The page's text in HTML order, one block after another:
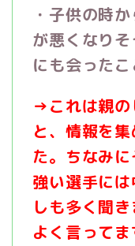
・子供の時
が悪くなりそ
にも会ったこ
→これは親
と、情報を
た。ちなみ
強い選手に
しも多く聞
よく言ってま